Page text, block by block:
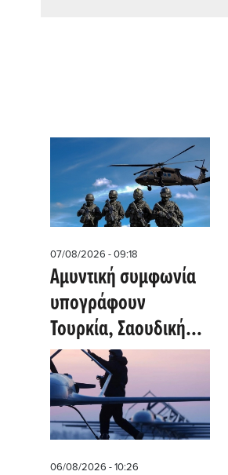
07/08/2026 - 09:18
Αμυντική συμφωνία
υπογράφουν
Τουρκία, Σαουδική
Αραβία, Πακιστάν
06/08/2026 - 10:26